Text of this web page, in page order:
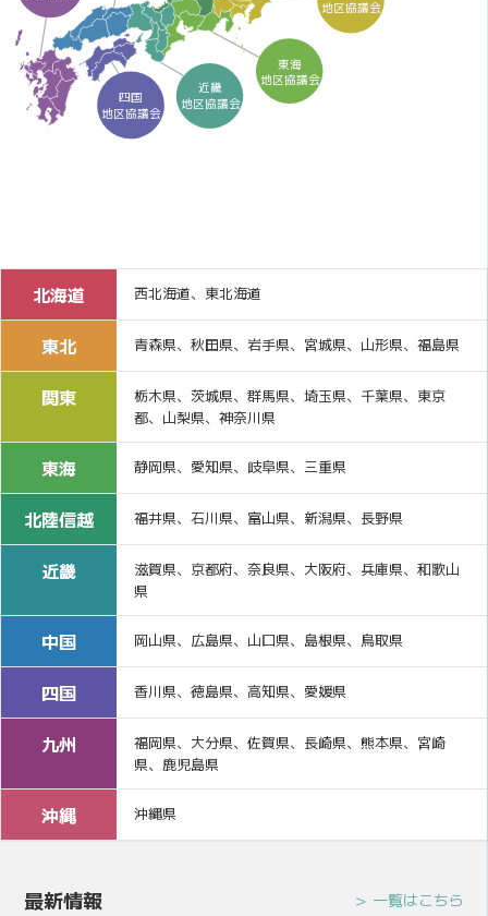
東海
地区協議会
近畿
地区協議会
四国
地区協議会
地区協議会
北海道 西北海道、東北海道
東北 青森県、秋田県、岩手県、宮城県、山形県、福島県
関東
栃木県、茨城県、群馬県、埼玉県、千葉県、東京
都、山梨県、神奈川県
東海 静岡県、愛知県、岐阜県、三重県
北陸信越 福井県、石川県、富山県、新潟県、長野県
近畿
滋賀県、京都府、奈良県、大阪府、兵庫県、和歌山
県
中国 岡山県、広島県、山口県、島根県、鳥取県
四国 香川県、徳島県、高知県、愛媛県
九州
福岡県、大分県、佐賀県、長崎県、熊本県、宮崎
県、鹿児島県
沖縄 沖縄県
最新情報 一覧はこちら